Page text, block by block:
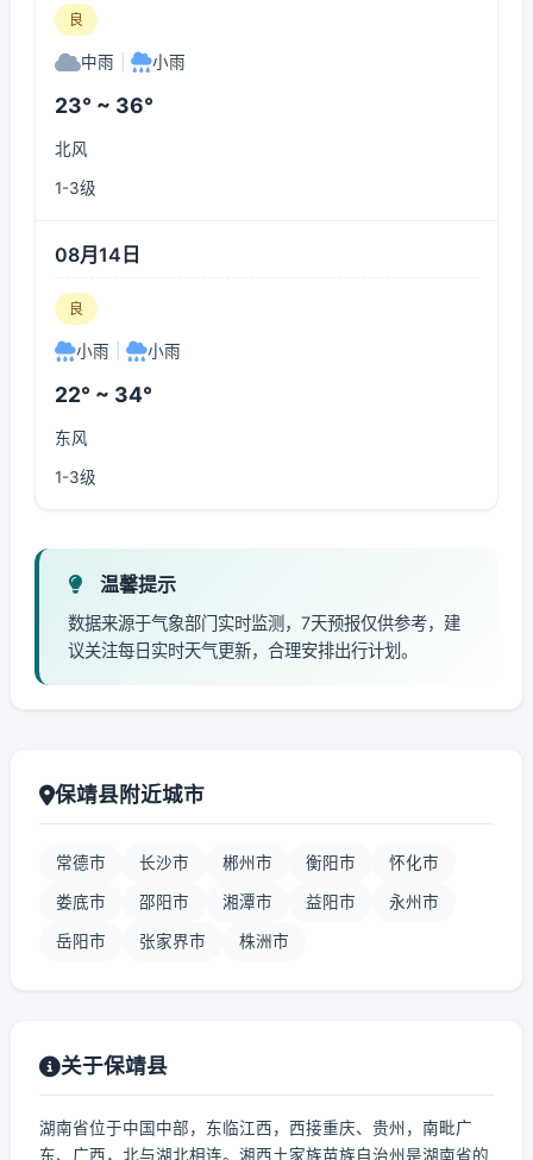
良
中雨 小雨
23° ~ 36°
北风
1-3级
08月14日
良
小雨 小雨
22° ~ 34°
东风
1-3级
温馨提示
数据来源于气象部门实时监测，7天预报仅供参考，建
议关注每日实时天气更新，合理安排出行计划。
保靖县附近城市
常德市 长沙市 郴州市 衡阳市 怀化市
娄底市 邵阳市 湘潭市 益阳市 永州市
岳阳市 张家界市 株洲市
关于保靖县
湖南省位于中国中部，东临江西，西接重庆、贵州，南毗广
东、广西，北与湖北相连。湘西土家族苗族自治州是湖南省的